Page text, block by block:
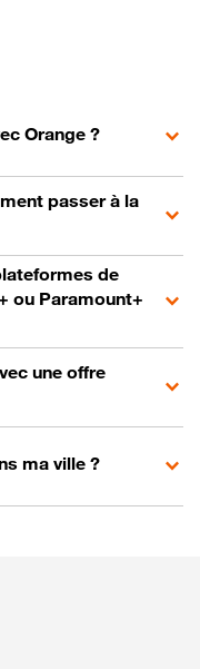
Orange ?
passer à la
de
ou Paramount+
une offre
ma ville ?